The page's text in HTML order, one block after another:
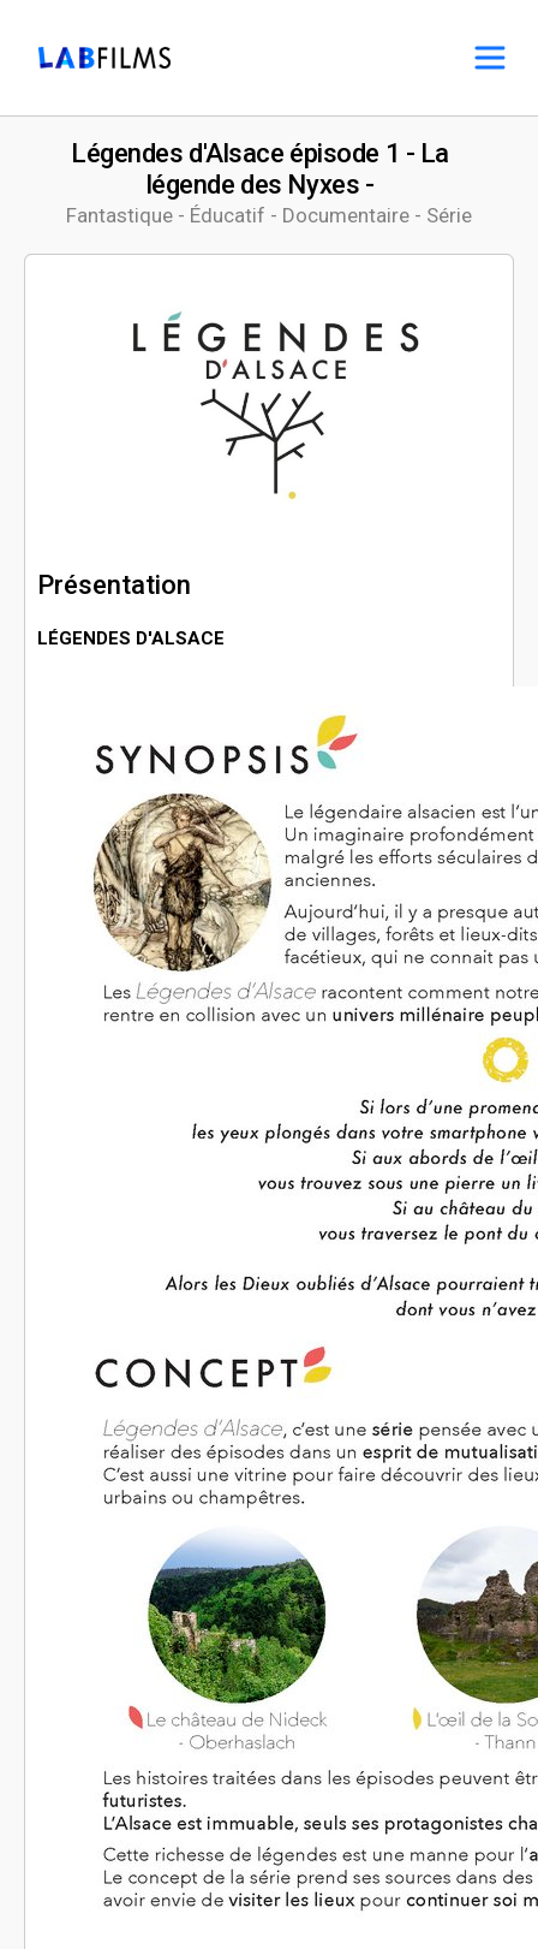
Fantastique - Éducatif - Documentaire - Série
Légendes d'Alsace épisode 1 - La
légende des Nyxes -
Présentation
LÉGENDES D'ALSACE